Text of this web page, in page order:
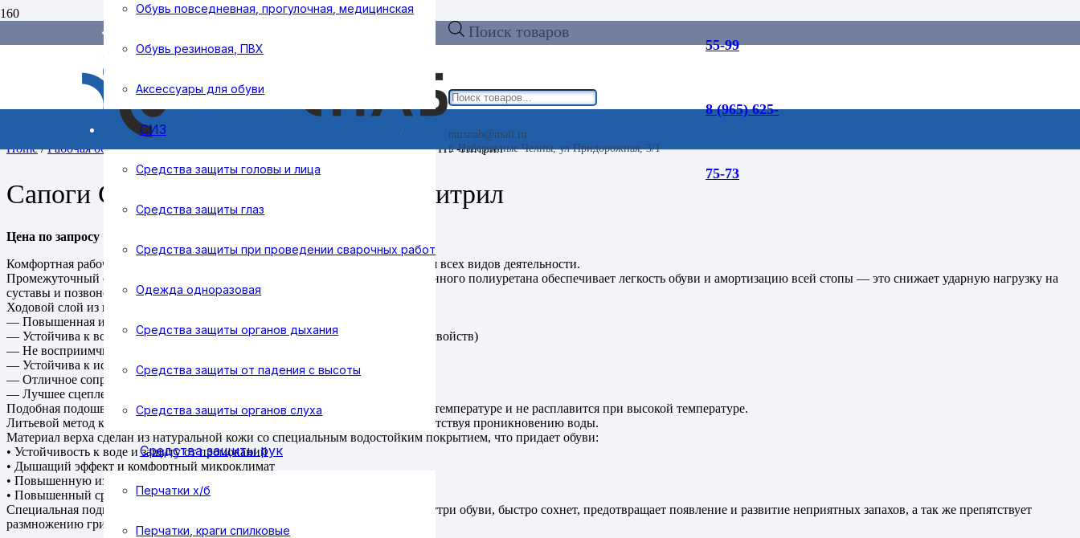
Доставка и оплата
Контакты
Поиск товаров
nursnab@mail.ru
г. Набережные Челны, ул Придорожная, 3/1
55-99
8 (965) 625-
75-73
Обувь повседневная, прогулочная, медицинская
Обувь резиновая, ПВХ
Аксессуары для обуви
СИЗ
Средства защиты головы и лица
Средства защиты глаз
Средства защиты при проведении сварочных работ
Одежда одноразовая
Средства защиты органов дыхания
Средства защиты от падения с высоты
Средства защиты органов слуха
Средства защиты рук
Перчатки х/б
Перчатки, краги спилковые
Home/Рабочая обувь/Летняя обувь/Сапоги/ Сапоги СИРИУС, кожа, ПКП, ПУ-Нитрил
Сапоги СИРИУС, кожа, ПКП, ПУ-Нитрил
Цена по запросу
Комфортная рабочая обувь из натуральной кожи на двухслойной подошве для всех видов деятельности.
Промежуточный слой подошвы из равномерного микроскопического вспененного полиуретана обеспечивает легкость обуви и амортизацию всей стопы — это снижает ударную нагрузку на
суставы и позвоночник.
Ходовой слой из нитрильной резины имеет такие свойства как:
— Повышенная износостойкость
— Устойчива к воздействию высоких и низких температур (не теряет своих свойств)
— Не восприимчива к агрессивным средам
— Устойчива к истиранию
— Отличное сопротивление к скольжению
— Лучшее сцепление с поверхностью
Подобная подошва не сломается при деформации, не лопнет при минусовой температуре и не расплавится при высокой температуре.
Литьевой метод крепления надежно соединяет верх обуви с подошвой, препятствуя проникновению воды.
Материал верха сделан из натуральной кожи со специальным водостойким покрытием, что придает обуви:
• Устойчивость к воде и защиту от промоканий
• Дышащий эффект и комфортный микроклимат
• Повышенную износостойкость
• Повышенный срок эксплуатации
Специальная подкладка, отводящая влагу, создает благоприятный климат внутри обуви, быстро сохнет, предотвращает появление и развитие неприятных запахов, а так же препятствует
размножению грибков и бактерий.